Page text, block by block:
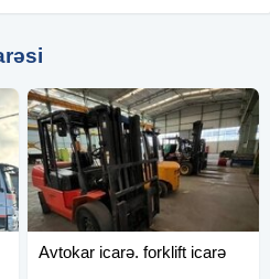
Avtokar icarə. forklift icarə